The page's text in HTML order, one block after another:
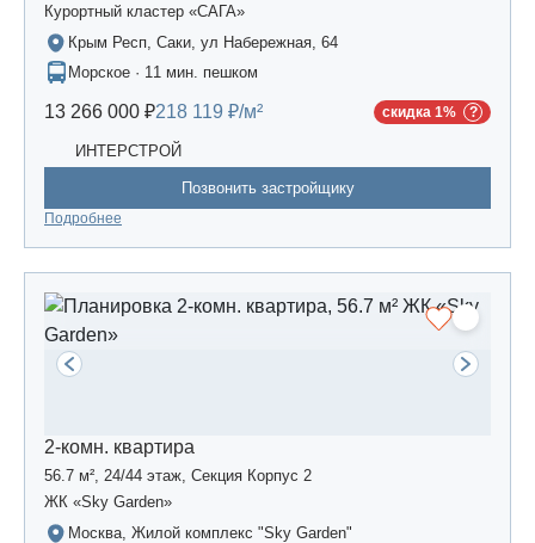
Курортный кластер «САГА»
Крым Респ, Саки, ул Набережная, 64
Морское · 11 мин. пешком
13 266 000 ₽218 119 ₽/м² скидка 1%
ИНТЕРСТРОЙ
Позвонить застройщику
Подробнее
2-комн. квартира
56.7 м², 24/44 этаж, Секция Корпус 2
ЖК «Sky Garden»
Москва, Жилой комплекс "Sky Garden"